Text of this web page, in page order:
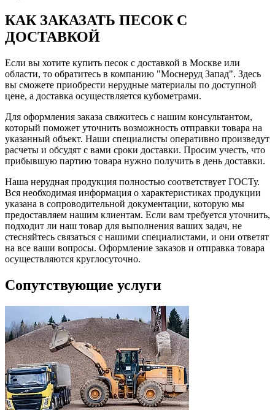
КАК ЗАКАЗАТЬ ПЕСОК С
ДОСТАВКОЙ
Если вы хотите купить песок с доставкой в Москве или
области, то обратитесь в компанию "Моснеруд Запад". Здесь
вы сможете приобрести нерудные материалы по доступной
цене, а доставка осуществляется кубометрами.
Для оформления заказа свяжитесь с нашим консультантом,
который поможет уточнить возможность отправки товара на
указанный объект. Наши специалисты оперативно произведут
расчеты и обсудят с вами сроки доставки. Просим учесть, что
прибывшую партию товара нужно получить в день доставки.
Наша нерудная продукция полностью соответствует ГОСТу.
Вся необходимая информация о характеристиках продукции
указана в сопроводительной документации, которую мы
предоставляем нашим клиентам. Если вам требуется уточнить,
подходит ли наш товар для выполнения ваших задач, не
стесняйтесь связаться с нашими специалистами, и они ответят
на все ваши вопросы. Оформление заказов и отправка товара
осуществляются круглосуточно.
Сопутствующие услуги